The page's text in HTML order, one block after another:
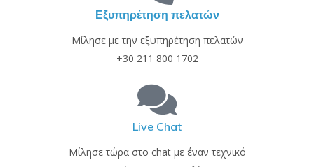
Εξυπηρέτηση πελατών
Μίλησε με την εξυπηρέτηση πελατών
+30 211 800 1702
Live Chat
Μίλησε τώρα στο chat με έναν τεχνικό